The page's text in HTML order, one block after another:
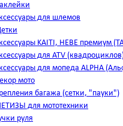
для шлемов
KAITI, HEBE премиум
для ATV
для мопеда ALPHA
мото
багажа (сетки, "пауки")
для мототехники
руля